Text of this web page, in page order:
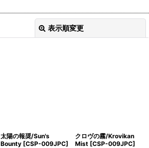
表示順変更
絞り込む
太陽の報奨/Sun's
Bounty [CSP-009JPC]
クロヴの霧/Krovikan
Mist [CSP-009JPC]